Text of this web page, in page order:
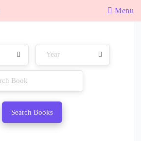
Menu
Search Books